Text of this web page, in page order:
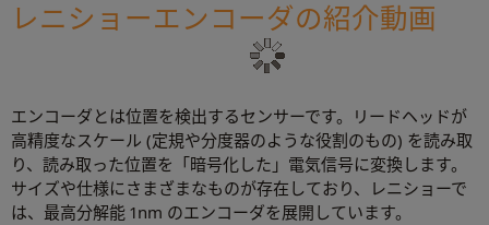
レニショーエンコーダの紹介動画
エンコーダとは位置を検出するセンサーです。リードヘッドが
高精度なスケール (定規や分度器のような役割のもの) を読み取
り、読み取った位置を「暗号化した」電気信号に変換します。
サイズや仕様にさまざまなものが存在しており、レニショーで
は、最高分解能 1nm のエンコーダを展開しています。